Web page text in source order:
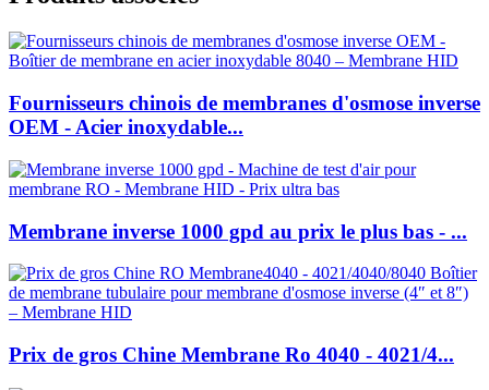
Fournisseurs chinois de membranes d'osmose inverse
OEM - Acier inoxydable...
Membrane inverse 1000 gpd au prix le plus bas - ...
Prix ​​de gros Chine Membrane Ro 4040 - 4021/4...